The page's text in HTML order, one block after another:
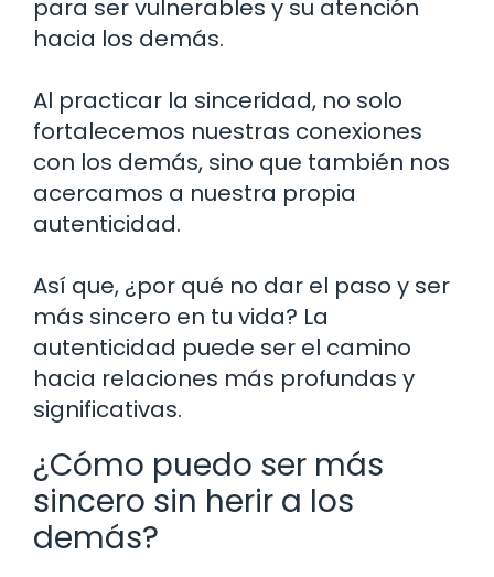
para ser vulnerables y su atención
hacia los demás.
Al practicar la sinceridad, no solo
fortalecemos nuestras conexiones
con los demás, sino que también nos
acercamos a nuestra propia
autenticidad.
Así que, ¿por qué no dar el paso y ser
más sincero en tu vida? La
autenticidad puede ser el camino
hacia relaciones más profundas y
significativas.
¿Cómo puedo ser más
sincero sin herir a los
demás?